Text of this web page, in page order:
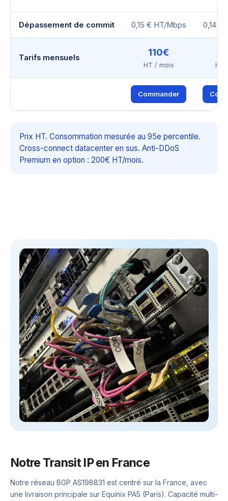
Dépassement de commit 0,15 € HT/Mbps 0,14 €
Tarifs mensuels 110€
HT / mois HT
Commander
Prix HT. Consommation mesurée au 95e percentile.
Cross-connect datacenter en sus. Anti-DDoS
Premium en option : 200€ HT/mois.
Notre Transit IP en France
Notre réseau BGP AS198831 est centré sur la France, avec
une livraison principale sur Equinix PA5 (Paris). Capacité multi-